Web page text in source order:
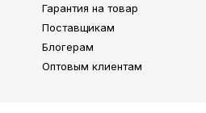
Гарантия на товар
Поставщикам
Блогерам
Оптовым клиентам